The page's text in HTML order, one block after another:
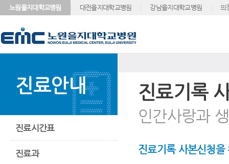
노원을지대학교병원 대전을지대학교병원 강남을지대학교병원 의
진료안내
진료시간표
진료과
진료기록
인간사랑과
진료기록 사본신청